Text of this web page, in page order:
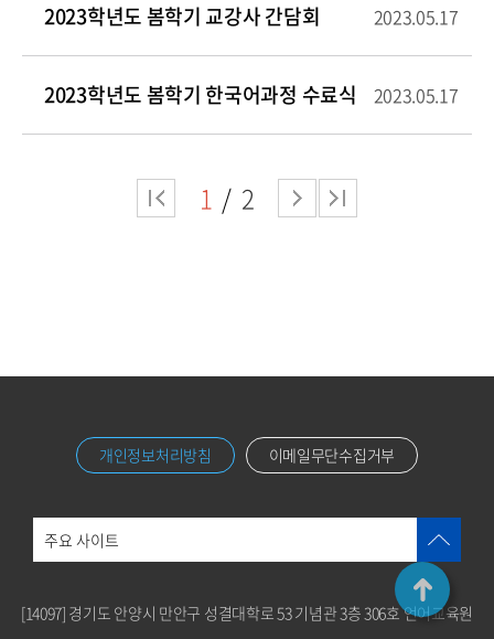
2023학년도 봄학기 교강사 간담회 2023.05.17
2023학년도 봄학기 한국어과정 수료식 2023.05.17
1 2
개인정보처리방침 이메일무단수집거부
주요 사이트
[14097] 경기도 안양시 만안구 성결대학로 53 기념관 3층 306호 언어교육원